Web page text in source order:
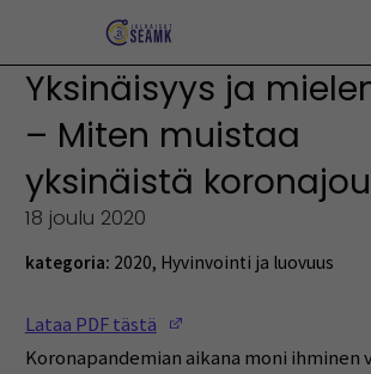
Yksinäisyys ja
– Miten muistaa
yksinäistä
18 joulu 2020
kategoria: 2020, Hyvinvointi ja luovuus
Lataa PDF tästä
Koronapandemian aikana moni ihminen